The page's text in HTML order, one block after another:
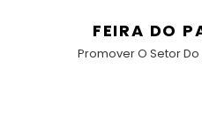
FEIRA DO
Promover O Setor